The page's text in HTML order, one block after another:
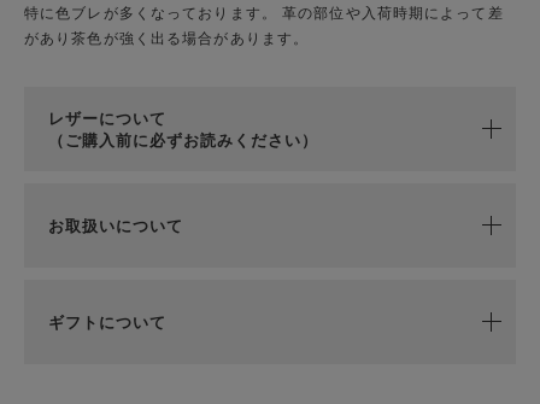
特に色ブレが多くなっております。 革の部位や入荷時期によって差
があり茶色が強く出る場合があります。
レザーについて
（ご購入前に必ずお読みください）
お取扱いについて
ギフトについて